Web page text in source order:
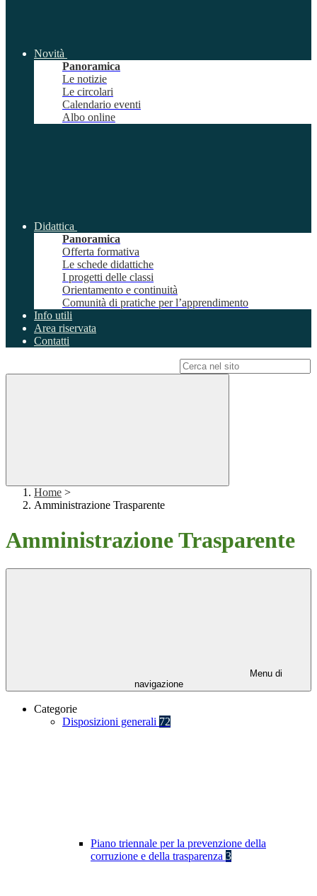
Novità
Panoramica
Le notizie
Le circolari
Calendario eventi
Albo online
Didattica
Panoramica
Offerta formativa
Le schede didattiche
I progetti delle classi
Orientamento e continuità
Comunità di pratiche per l’apprendimento
Info utili
Area riservata
Contatti
Home >
Amministrazione Trasparente
Amministrazione Trasparente
Menu di
navigazione
Categorie
Disposizioni generali 72
Piano triennale per la prevenzione della
corruzione e della trasparenza 3